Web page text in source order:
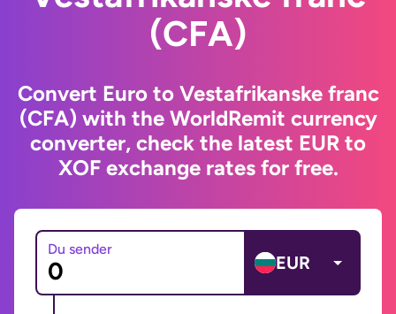
(CFA)
Convert Euro to Vestafrikanske franc
(CFA) with the WorldRemit currency
converter, check the latest EUR to
XOF exchange rates for free.
Du sender
EUR